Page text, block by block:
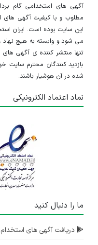
آگهی های استخدامی گام
مطلوب و با کیفیت آگهی های
این سایت بوده است. ایران
می شود و وابسته به هیچ نهاد
تنها منتشر کننده ی آگهی های
بازدید کنندگان محترم
شده در آن هوشیار باشند.
نماد اعتماد الکترونیکی
ما را دنبال کنید
دریافت آگهی های